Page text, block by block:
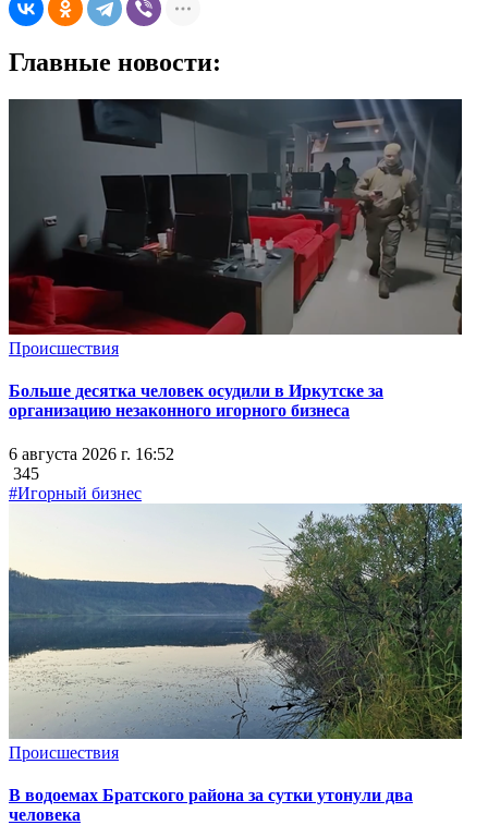
Главные новости:
Происшествия
Больше десятка человек осудили в Иркутске за
организацию незаконного игорного бизнеса
6 августа 2026 г. 16:52
345
#Игорный бизнес
Происшествия
В водоемах Братского района за сутки утонули два
человека